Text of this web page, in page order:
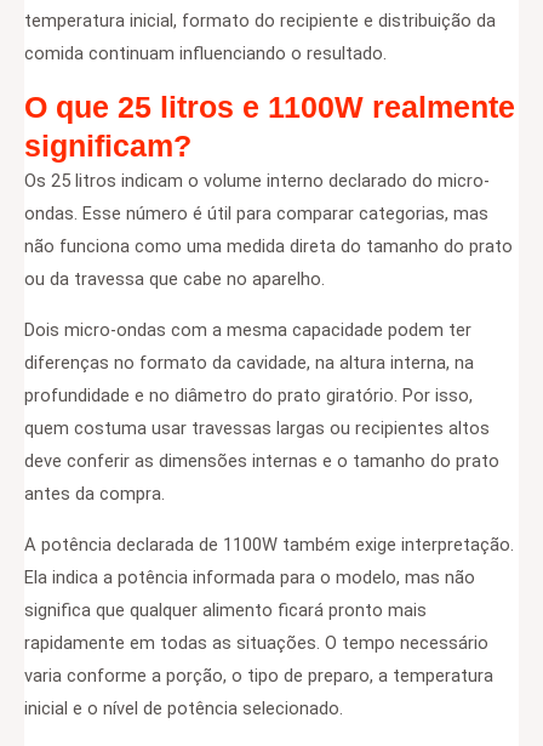
temperatura inicial, formato do recipiente e distribuição da
comida continuam influenciando o resultado.
O que 25 litros e 1100W realmente
significam?
Os 25 litros indicam o volume interno declarado do micro-
ondas. Esse número é útil para comparar categorias, mas
não funciona como uma medida direta do tamanho do prato
ou da travessa que cabe no aparelho.
Dois micro-ondas com a mesma capacidade podem ter
diferenças no formato da cavidade, na altura interna, na
profundidade e no diâmetro do prato giratório. Por isso,
quem costuma usar travessas largas ou recipientes altos
deve conferir as dimensões internas e o tamanho do prato
antes da compra.
A potência declarada de 1100W também exige interpretação.
Ela indica a potência informada para o modelo, mas não
significa que qualquer alimento ficará pronto mais
rapidamente em todas as situações. O tempo necessário
varia conforme a porção, o tipo de preparo, a temperatura
inicial e o nível de potência selecionado.